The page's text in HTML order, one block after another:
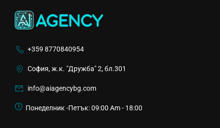
+359 8770840954
София, ж.к. "Дружба" 2, бл.301
info@aiagencybg.com
Понеделник -Петък: 09:00 Am - 18:00